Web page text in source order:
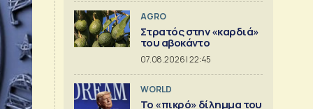
AGRO
Στρατός στην «καρδιά»
του αβοκάντο
07.08.2026 | 22:45
WORLD
Το «πικρό» δίλημμα του